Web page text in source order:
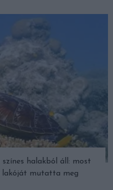
halakból áll: most
lakóját mutatta meg